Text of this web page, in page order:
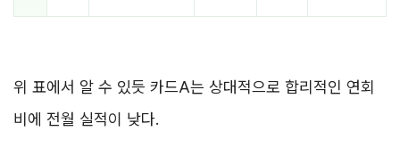
위 표에서 알 수 있듯 카드A는 상대적으로 합리적인 연회
비에 전월 실적이 낮다.